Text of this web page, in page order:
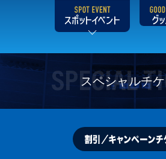
SPECIAL
スペシャルチ